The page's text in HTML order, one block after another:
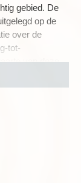
gebied. De
op de
over de
tot-
van deze